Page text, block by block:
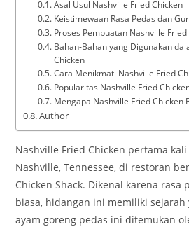
Asal Usul Nashville Fried Chicken
Keistimewaan Rasa Pedas dan
Proses Pembuatan Nashville Fried
Bahan-Bahan yang Digunakan
Chicken
Cara Menikmati Nashville Fried
Popularitas Nashville Fried
Mengapa Nashville Fried Chicken
Author
Nashville Fried Chicken pertama
Nashville, Tennessee, di restoran
Chicken Shack. Dikenal karena rasa
biasa, hidangan ini memiliki sejarah
ayam goreng pedas ini ditemukan